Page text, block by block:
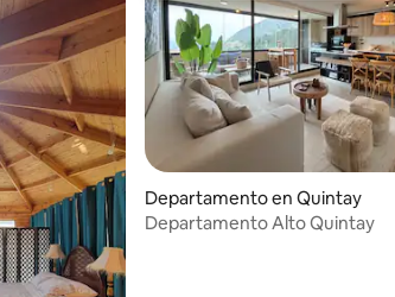
Departamento en Quintay
Departamento Alto Quintay